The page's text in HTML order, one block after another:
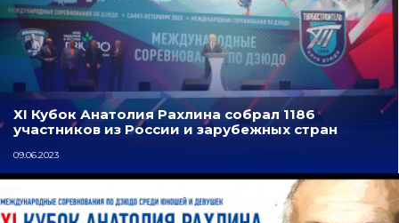
ХI Кубок Анатолия Рахлина собрал 1186
участников из России и зарубежных стран
09.06.2023